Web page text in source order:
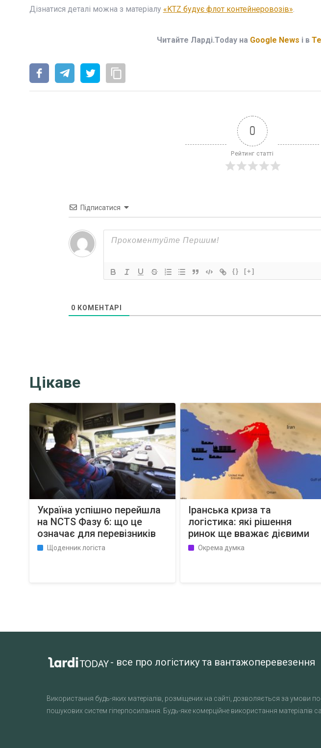
Дізнатися деталі можна з матеріалу «KTZ будує флот контейнеровозів».
Читайте Ларді.Today на Google News і в
0
Рейтинг статті
Підписатися
{} [+]
0 КОМЕНТАРІ
Цікаве
Україна успішно перейшла
на NCTS Фазу 6: що це
означає для перевізників
Щоденник логіста
Іранська криза та
логістика: які рішення
ринок ще вважає дієвими
Окрема думка
- все про логістику та вантажоперевезення
Використання будь-яких матеріалів, розміщених на сайті, дозволяється за умови
пошукових систем гіперпосилання. Будь-яке комерційне використання матеріалів